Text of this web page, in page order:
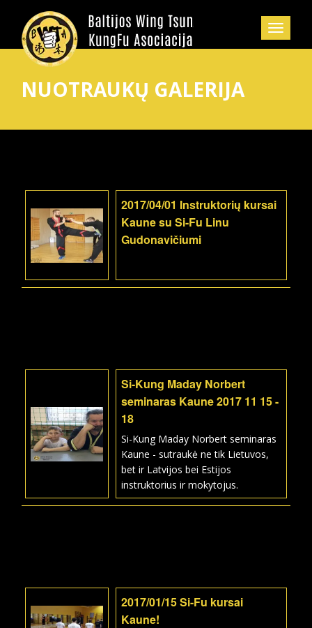
NUOTRAUKŲ GALERIJA
2017/04/01 Instruktorių kursai
Kaune su Si-Fu Linu
Gudonavičiumi
Si-Kung Maday Norbert
seminaras Kaune 2017 11 15 -
18
Si-Kung Maday Norbert seminaras
Kaune - sutraukė ne tik Lietuvos,
bet ir Latvijos bei Estijos
instruktorius ir mokytojus.
2017/01/15 Si-Fu kursai
Kaune!